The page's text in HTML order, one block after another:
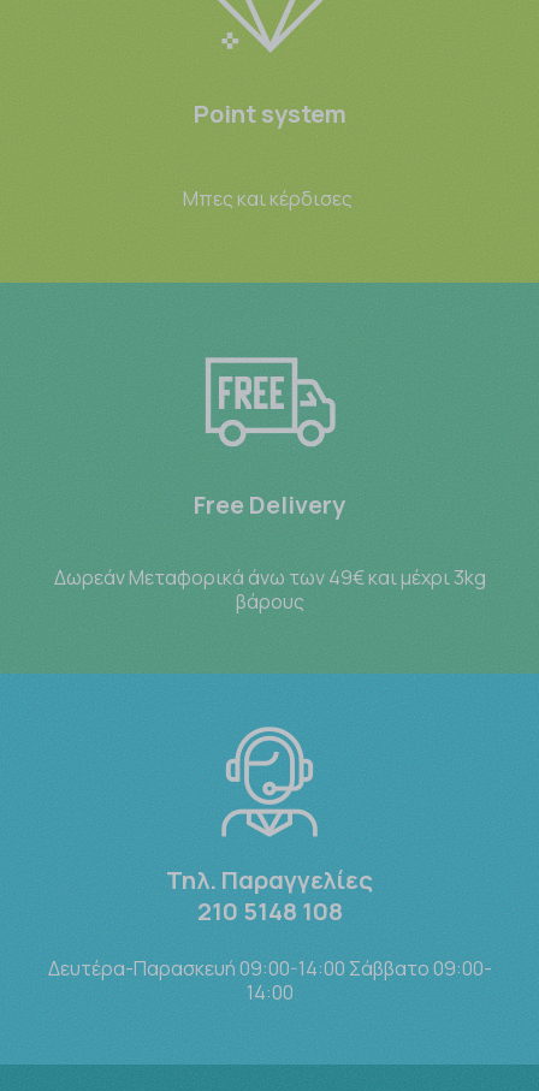
Point system
Μπες και κέρδισες
Free Delivery
Δωρεάν Μεταφορικά άνω των 49€ και μέχρι 3kg
βάρους
Τηλ. Παραγγελίες
210 5148 108
Δευτέρα-Παρασκευή 09:00-14:00 Σάββατο 09:00-
14:00